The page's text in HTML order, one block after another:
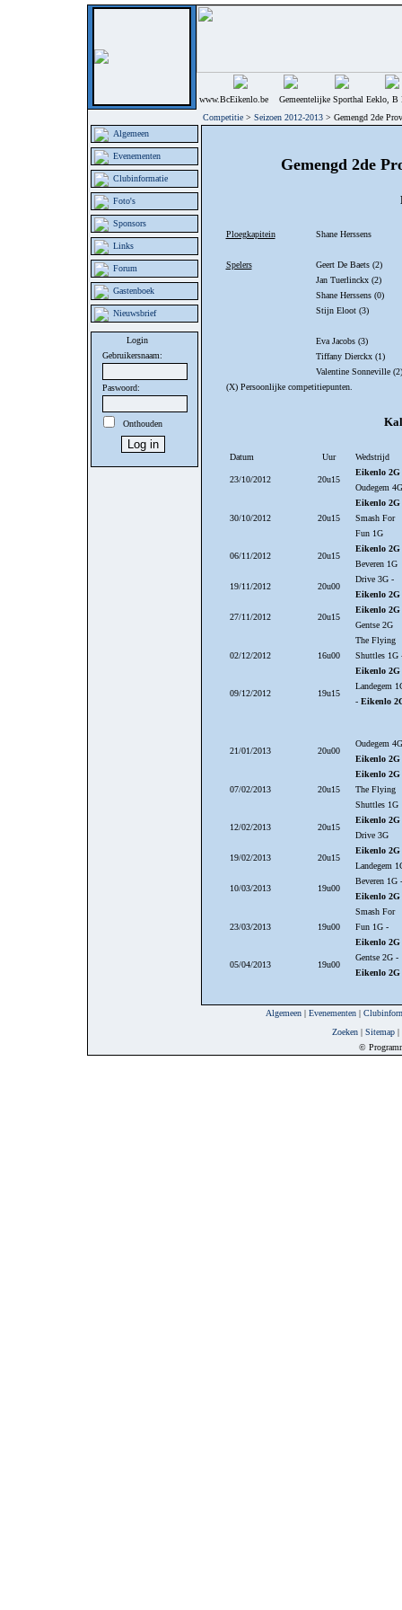
www.BcEikenlo.be Gemeentelijke Sporthal Eeklo, B
Competitie > Seizoen 2012-2013 > Gemengd 2de
Algemeen
Evenementen
Clubinformatie
Foto's
Sponsors
Links
Forum
Gastenboek
Nieuwsbrief
Login
Gebruikersnaam:
Paswoord:
Onthouden
Gemengd 2de
Ploegkapitein Shane Herssens
Spelers
Geert De Baets (2)
Jan Tuerlinckx (2)
Shane Herssens (0)
Stijn Eloot (3)
Eva Jacobs (3)
Tiffany Dierckx (1)
Valentine Sonneville (2)
(X) Persoonlijke competitiepunten.
Datum Uur Wedstrijd
23/10/2012 20u15
Eikenlo 2G
Oudegem 4G
30/10/2012 20u15
Eikenlo 2G
Smash For
Fun 1G
06/11/2012 20u15
Eikenlo 2G
Beveren 1G
19/11/2012 20u00
Drive 3G -
Eikenlo 2G
27/11/2012 20u15
Eikenlo 2G
Gentse 2G
02/12/2012 16u00
The Flying
Shuttles 1G
Eikenlo 2G
09/12/2012 19u15
Landegem
- Eikenlo
21/01/2013 20u00
Oudegem
Eikenlo 2G
07/02/2013 20u15
Eikenlo 2G
The Flying
Shuttles 1G
12/02/2013 20u15
Eikenlo 2G
Drive 3G
19/02/2013 20u15
Eikenlo 2G
Landegem
10/03/2013 19u00
Beveren 1G -
Eikenlo 2G
23/03/2013 19u00
Smash For
Fun 1G -
Eikenlo 2G
05/04/2013 19u00
Gentse 2G -
Eikenlo 2G
Algemeen| Evenementen|
Zoeken| Sitemap|
©